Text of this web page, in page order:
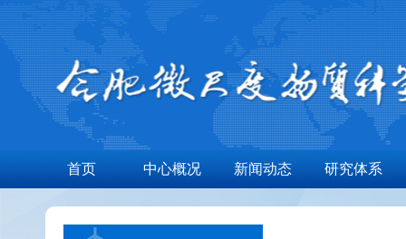
首页 中心概况 新闻动态 研究体系